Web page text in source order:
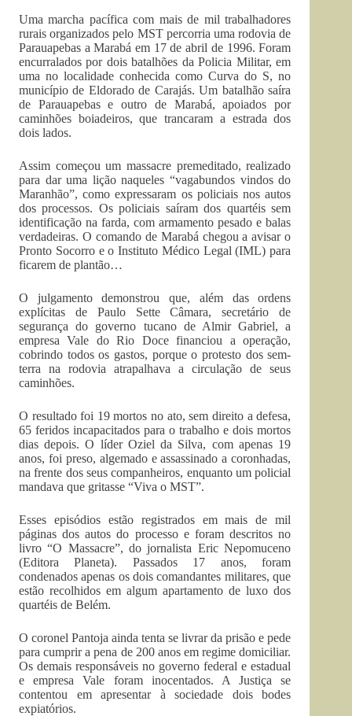
Uma marcha pacífica com mais de mil trabalhadores
rurais organizados pelo MST percorria uma rodovia de
Parauapebas a Marabá em 17 de abril de 1996. Foram
encurralados por dois batalhões da Policia Militar, em
uma no localidade conhecida como Curva do S, no
município de Eldorado de Carajás. Um batalhão saíra
de Parauapebas e outro de Marabá, apoiados por
caminhões boiadeiros, que trancaram a estrada dos
dois lados.
Assim começou um massacre premeditado, realizado
para dar uma lição naqueles “vagabundos vindos do
Maranhão”, como expressaram os policiais nos autos
dos processos. Os policiais saíram dos quartéis sem
identificação na farda, com armamento pesado e balas
verdadeiras. O comando de Marabá chegou a avisar o
Pronto Socorro e o Instituto Médico Legal (IML) para
ficarem de plantão…
O julgamento demonstrou que, além das ordens
explícitas de Paulo Sette Câmara, secretário de
segurança do governo tucano de Almir Gabriel, a
empresa Vale do Rio Doce financiou a operação,
cobrindo todos os gastos, porque o protesto dos sem-
terra na rodovia atrapalhava a circulação de seus
caminhões.
O resultado foi 19 mortos no ato, sem direito a defesa,
65 feridos incapacitados para o trabalho e dois mortos
dias depois. O líder Oziel da Silva, com apenas 19
anos, foi preso, algemado e assassinado a coronhadas,
na frente dos seus companheiros, enquanto um policial
mandava que gritasse “Viva o MST”.
Esses episódios estão registrados em mais de mil
páginas dos autos do processo e foram descritos no
livro “O Massacre”, do jornalista Eric Nepomuceno
(Editora Planeta). Passados 17 anos, foram
condenados apenas os dois comandantes militares, que
estão recolhidos em algum apartamento de luxo dos
quartéis de Belém.
O coronel Pantoja ainda tenta se livrar da prisão e pede
para cumprir a pena de 200 anos em regime domiciliar.
Os demais responsáveis no governo federal e estadual
e empresa Vale foram inocentados. A Justiça se
contentou em apresentar à sociedade dois bodes
expiatórios.